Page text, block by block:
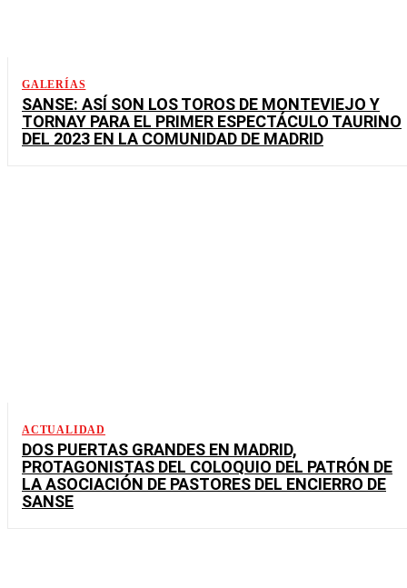
GALERÍAS
SANSE: ASÍ SON LOS TOROS DE MONTEVIEJO Y
TORNAY PARA EL PRIMER ESPECTÁCULO TAURINO
DEL 2023 EN LA COMUNIDAD DE MADRID
ACTUALIDAD
DOS PUERTAS GRANDES EN MADRID,
PROTAGONISTAS DEL COLOQUIO DEL PATRÓN DE
LA ASOCIACIÓN DE PASTORES DEL ENCIERRO DE
SANSE